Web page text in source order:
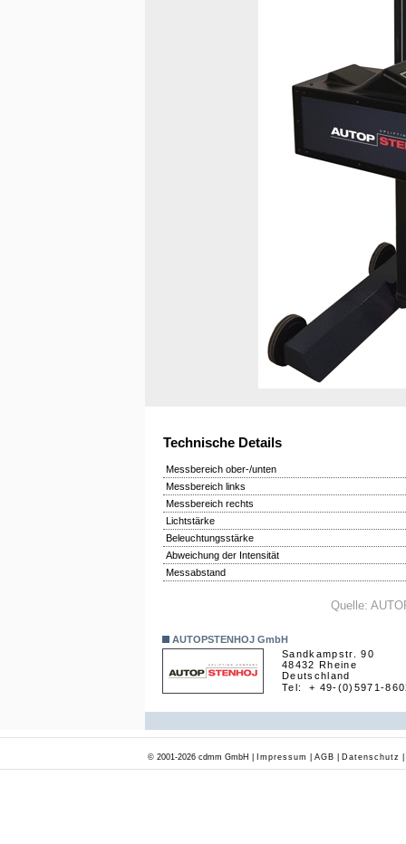
Technische Details
Messbereich ober-/unten
Messbereich links
Messbereich rechts
Lichtstärke
Beleuchtungsstärke
Abweichung der Intensität
Messabstand
Quelle:
AUTOPSTENHOJ GmbH
Sandkampstr. 90
48432 Rheine
Deutschland
Tel:
+ 49-(0)5971-
© 2001-2026 cdmm GmbH | Impressum AGB Datenschutz